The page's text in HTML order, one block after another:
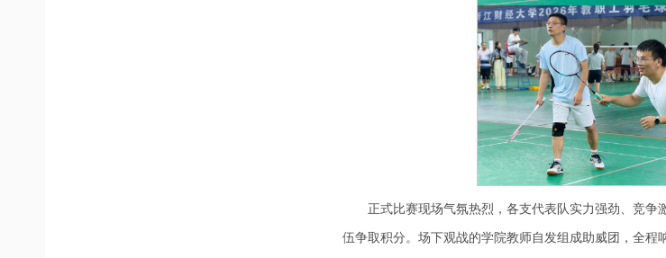
正式比赛现场气氛热烈，各支代表队实力强劲、竞争
伍争取积分。场下观战的学院教师自发组成助威团，全